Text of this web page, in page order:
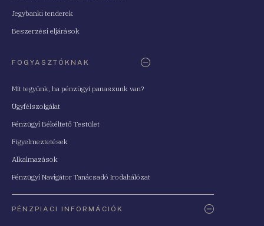
Jegybanki tenderek
Beszerzési eljárások
FOGYASZTÓKNAK
Mit tegyünk, ha pénzügyi panaszunk van?
Ügyfélszolgálat
Pénzügyi Békéltető Testület
Figyelmeztetések
Alkalmazások
Pénzügyi Navigátor Tanácsadó Irodahálózat
PÉNZPIACI INFORMÁCIÓK